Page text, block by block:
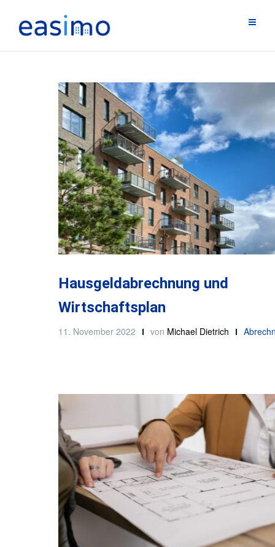
Hausgeldabrechnung und
Wirtschaftsplan
11. November 2022 von Michael Dietrich